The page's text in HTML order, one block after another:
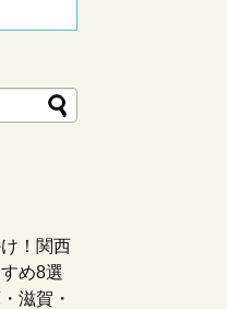
！関西
め8選
滋賀・